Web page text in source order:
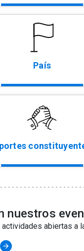
País
nuestros
abiertas a
arrow_forward